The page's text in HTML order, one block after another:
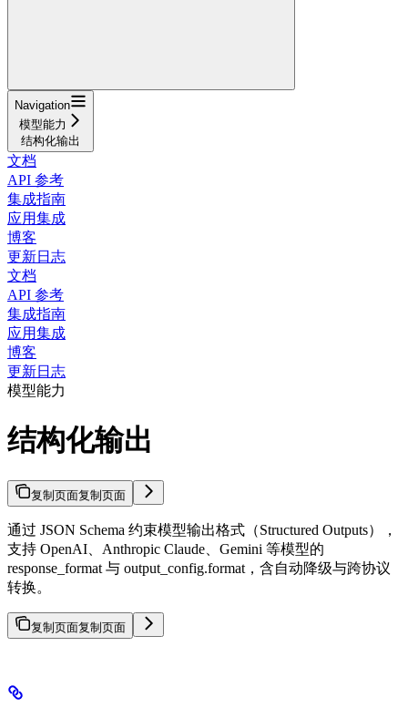
Navigation
模型能力
结构化输出
文档
API 参考
集成指南
应用集成
博客
更新日志
文档
API 参考
集成指南
应用集成
博客
更新日志
模型能力
结构化输出
复制页面复制页面
通过 JSON Schema 约束模型输出格式（Structured Outputs），
支持 OpenAI、Anthropic Claude、Gemini 等模型的
response_format 与 output_config.format，含自动降级与跨协议
转换。
复制页面复制页面